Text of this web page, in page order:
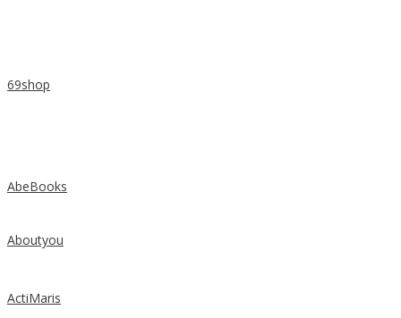
69shop
AbeBooks
Aboutyou
ActiMaris